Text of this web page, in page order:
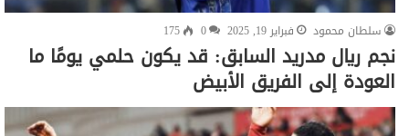
سلطان محمود فبراير 19, 2025 0
175
نجم ريال مدريد السابق: قد يكون حلمي يومًا ما
العودة إلى الفريق الأبيض